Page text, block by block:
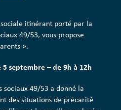
sociale itinérant porté par la
49/53, vous propose
».
5 septembre – de 9h à 12h
sociaux 49/53 a donné la
des situations de précarité